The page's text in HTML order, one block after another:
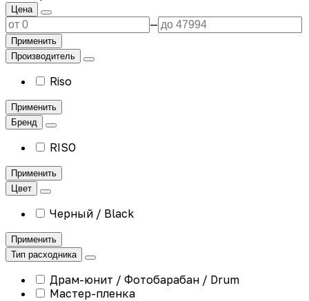
Цена
—
Применить
Производитель
Riso
Применить
Бренд
RISO
Применить
Цвет
Черный / Black
Применить
Тип расходника
Драм-юнит / Фотобарабан / Drum
Мастер-пленка